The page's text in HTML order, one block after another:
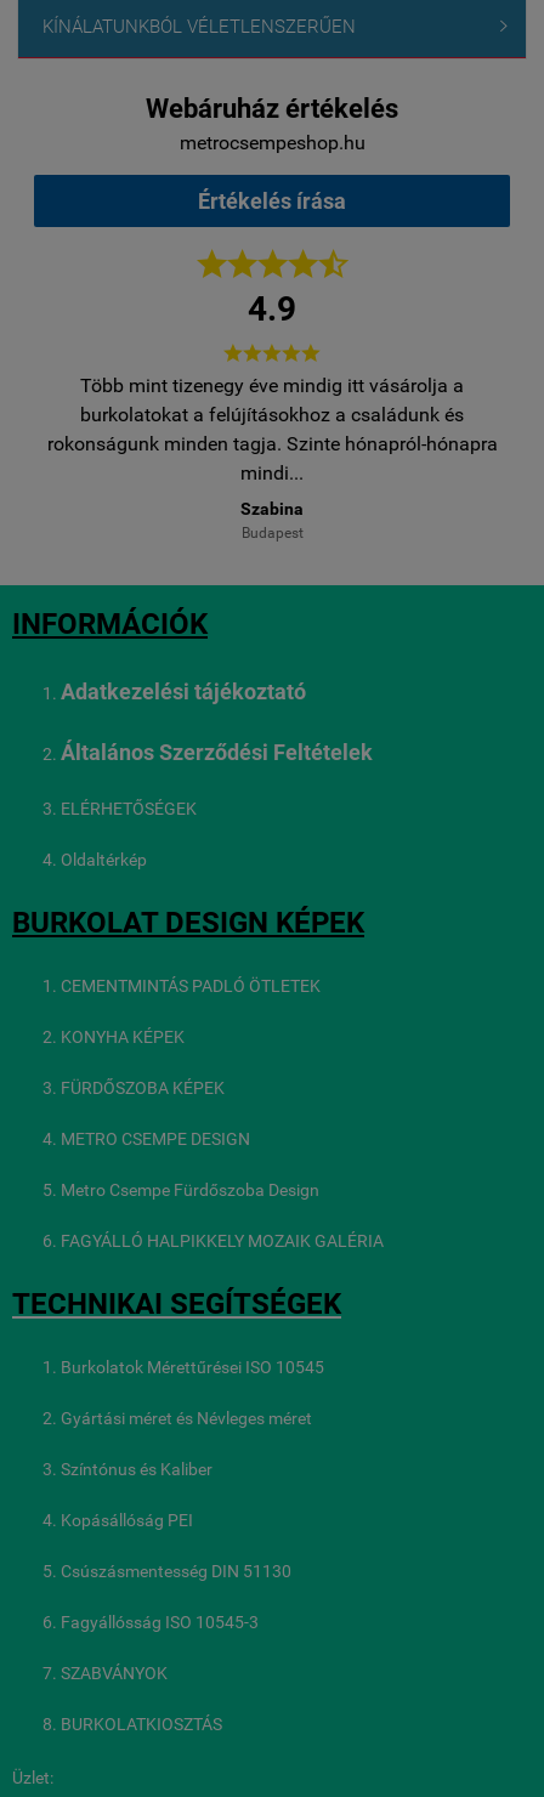
KÍNÁLATUNKBÓL VÉLETLENSZERŰEN 
Webáruház értékelés
metrocsempeshop.hu
Értékelés írása

4.9

Több mint tizenegy éve mindig itt vásárolja a
burkolatokat a felújításokhoz a családunk és
rokonságunk minden tagja. Szinte hónapról-hónapra
mindi...
Szabina
Budapest
INFORMÁCIÓK
Adatkezelési tájékoztató
Általános Szerződési Feltételek
ELÉRHETŐSÉGEK
Oldaltérkép
BURKOLAT DESIGN KÉPEK
CEMENTMINTÁS PADLÓ ÖTLETEK
KONYHA KÉPEK
FÜRDŐSZOBA KÉPEK
METRO CSEMPE DESIGN
Metro Csempe Fürdőszoba Design
FAGYÁLLÓ HALPIKKELY MOZAIK GALÉRIA
TECHNIKAI SEGÍTSÉGEK
Burkolatok Mérettűrései ISO 10545
Gyártási méret és Névleges méret
Színtónus és Kaliber
Kopásállóság PEI
Csúszásmentesség DIN 51130
Fagyállósság ISO 10545-3
SZABVÁNYOK
BURKOLATKIOSZTÁS
Üzlet: